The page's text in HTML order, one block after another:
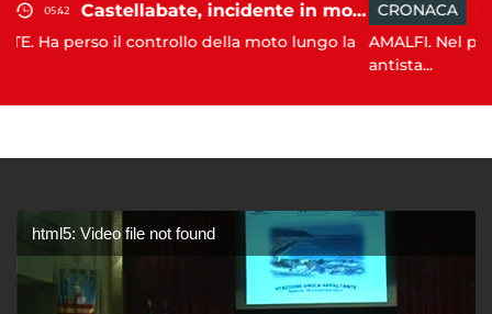
Castellabate, incidente in moto: 27enne in ospedale
della moto lungo la
CRONACA 21:53
AMALFI. Nel pomeriggio
html5: Video file not found